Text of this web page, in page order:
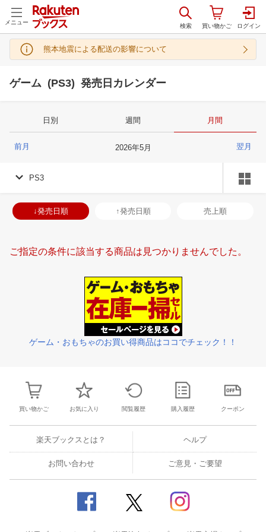
メニュー
熊本地震による配送の影響について
ゲーム (PS3) 発売日カレンダー
日別 週間 月間
2026年5月
前月 翌月
PS3
↓発売日順 ↑発売日順 売上順
ご指定の条件に該当する商品は見つかりませんでした。
ゲーム・おもちゃのお買い得商品はココでチェック！！
買い物かご お気に入り 閲覧履歴 購入履歴 クーポン
楽天ブックスとは？ ヘルプ
お問い合わせ ご意見・ご要望